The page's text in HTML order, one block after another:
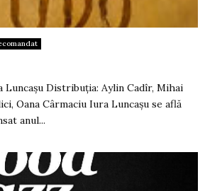
Luncașu Distribuția: Aylin Cadîr, Mihai
Oana Cârmaciu Iura Luncașu se află
anul...